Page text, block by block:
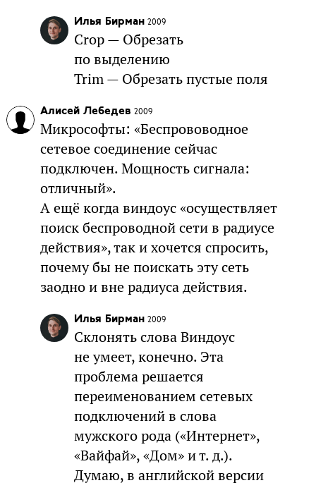
Илья Бирман 2009
Crop — Обрезать
по выделению
Trim — Обрезать пустые поля
Алисей Лебедев 2009
Микрософты: «Беспрововодное
сетевое соединение сейчас
подключен. Мощность сигнала:
отличный».
А ещё когда виндоус «осуществляет
поиск беспроводной сети в радиусе
действия», так и хочется спросить,
почему бы не поискать эту сеть
заодно и вне радиуса действия.
Илья Бирман 2009
Склонять слова Виндоус
не умеет, конечно. Эта
проблема решается
переименованием сетевых
подключений в слова
мужского рода («Интернет»,
«Вайфай», «Дом» и т. д.).
Думаю, в английской версии